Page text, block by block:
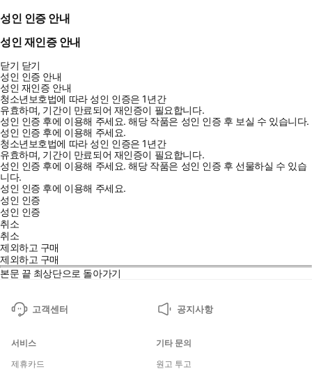
성인 인증 안내
성인 재인증 안내
닫기 닫기
성인 인증 안내
성인 재인증 안내
청소년보호법에 따라 성인 인증은 1년간
유효하며, 기간이 만료되어 재인증이 필요합니다.
성인 인증 후에 이용해 주세요.해당 작품은 성인 인증 후 보실 수 있습니다.
성인 인증 후에 이용해 주세요.
청소년보호법에 따라 성인 인증은 1년간
유효하며, 기간이 만료되어 재인증이 필요합니다.
성인 인증 후에 이용해 주세요.해당 작품은 성인 인증 후 선물하실 수 있습
니다.
성인 인증 후에 이용해 주세요.
성인 인증
성인 인증
취소
취소
제외하고 구매
제외하고 구매
본문 끝 최상단으로 돌아가기
고객센터 공지사항
서비스
제휴카드
기타 문의
원고 투고